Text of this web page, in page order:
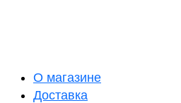
О магазине
Доставка